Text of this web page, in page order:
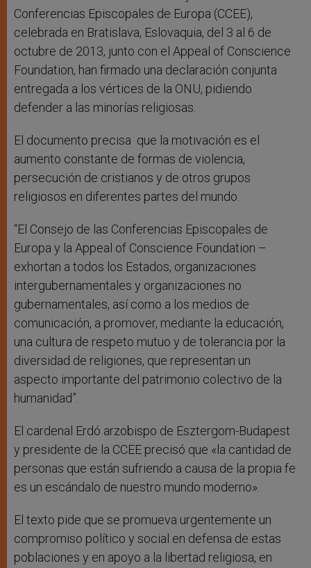
Conferencias Episcopales de Europa (CCEE),
celebrada en Bratislava, Eslovaquia, del 3 al 6 de
octubre de 2013, junto con el Appeal of Conscience
Foundation, han firmado una declaración conjunta
entregada a los vértices de la ONU, pidiendo
defender a las minorías religiosas.
El documento precisa que la motivación es el
aumento constante de formas de violencia,
persecución de cristianos y de otros grupos
religiosos en diferentes partes del mundo.
“El Consejo de las Conferencias Episcopales de
Europa y la Appeal of Conscience Foundation –
exhortan a todos los Estados, organizaciones
intergubernamentales y organizaciones no
gubernamentales, así como a los medios de
comunicación, a promover, mediante la educación,
una cultura de respeto mutuo y de tolerancia por la
diversidad de religiones, que representan un
aspecto importante del patrimonio colectivo de la
humanidad”.
El cardenal Erdó arzobispo de Esztergom-Budapest
y presidente de la CCEE precisó que «la cantidad de
personas que están sufriendo a causa de la propia fe
es un escándalo de nuestro mundo moderno».
El texto pide que se promueva urgentemente un
compromiso político y social en defensa de estas
poblaciones y en apoyo a la libertad religiosa, en